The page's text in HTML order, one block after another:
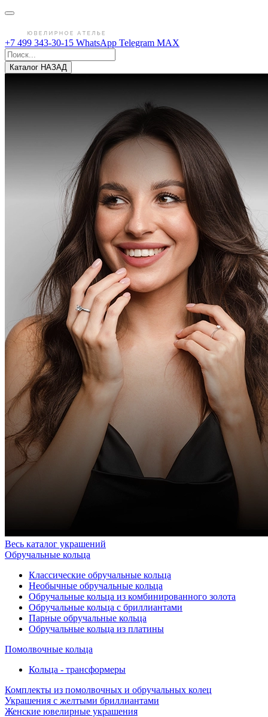
+7 499 343-30-15 WhatsApp Telegram MAX
Каталог НАЗАД
Весь каталог украшений
Обручальные кольца
Классические обручальные кольца
Необычные обручальные кольца
Обручальные кольца из комбинированного золота
Обручальные кольца с бриллиантами
Парные обручальные кольца
Обручальные кольца из платины
Помолвочные кольца
Кольца - трансформеры
Комплекты из помолвочных и обручальных колец
Украшения с желтыми бриллиантами
Женские ювелирные украшения